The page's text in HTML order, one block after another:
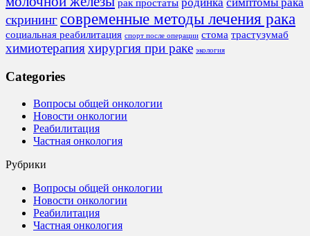
рак простаты
скринингсовременные методы лечения рака
социальная реабилитация спорт после операции стома трастузумаб
химиотерапияхирургия при раке экология
Categories
Вопросы общей онкологии
Новости онкологии
Реабилитация
Частная онкология
Рубрики
Вопросы общей онкологии
Новости онкологии
Реабилитация
Частная онкология